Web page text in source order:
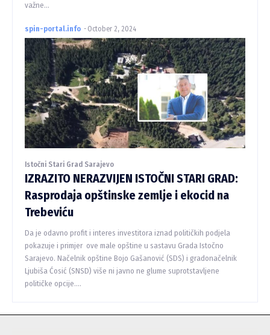
važne...
spin-portal.info - October 2, 2024
Istočni Stari Grad Sarajevo
IZRAZITO NERAZVIJEN ISTOČNI STARI GRAD:
Rasprodaja opštinske zemlje i ekocid na
Trebeviću
Da je odavno profit i interes investitora iznad političkih podjela
pokazuje i primjer ove male opštine u sastavu Grada Istočno
Sarajevo. Načelnik opštine Bojo Gašanović (SDS) i gradonačelnik
Ljubiša Ćosić (SNSD) više ni javno ne glume suprotstavljene
političke opcije....